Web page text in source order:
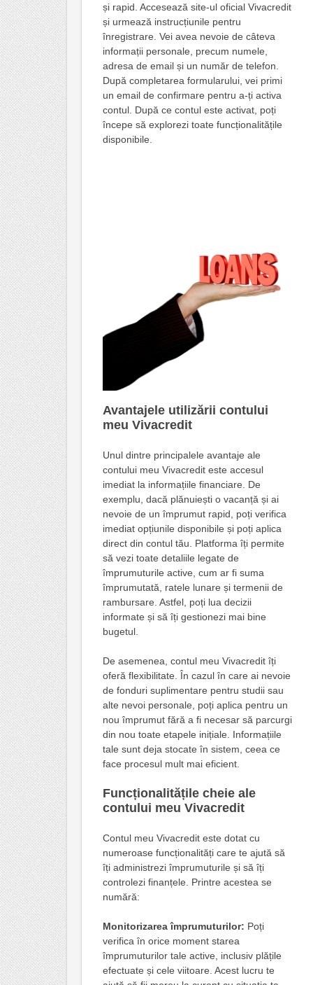
și rapid. Accesează site-ul oficial Vivacredit
și urmează instrucțiunile pentru
înregistrare. Vei avea nevoie de câteva
informații personale, precum numele,
adresa de email și un număr de telefon.
După completarea formularului, vei primi
un email de confirmare pentru a-ți activa
contul. După ce contul este activat, poți
începe să explorezi toate funcționalitățile
disponibile.
Avantajele utilizării contului
meu Vivacredit
Unul dintre principalele avantaje ale
contului meu Vivacredit este accesul
imediat la informațiile financiare. De
exemplu, dacă plănuiești o vacanță și ai
nevoie de un împrumut rapid, poți verifica
imediat opțiunile disponibile și poți aplica
direct din contul tău. Platforma îți permite
să vezi toate detaliile legate de
împrumuturile active, cum ar fi suma
împrumutată, ratele lunare și termenii de
rambursare. Astfel, poți lua decizii
informate și să îți gestionezi mai bine
bugetul.
De asemenea, contul meu Vivacredit îți
oferă flexibilitate. În cazul în care ai nevoie
de fonduri suplimentare pentru studii sau
alte nevoi personale, poți aplica pentru un
nou împrumut fără a fi necesar să parcurgi
din nou toate etapele inițiale. Informațiile
tale sunt deja stocate în sistem, ceea ce
face procesul mult mai eficient.
Funcționalitățile cheie ale
contului meu Vivacredit
Contul meu Vivacredit este dotat cu
numeroase funcționalități care te ajută să
îți administrezi împrumuturile și să îți
controlezi finanțele. Printre acestea se
numără:
Monitorizarea împrumuturilor: Poți
verifica în orice moment starea
împrumuturilor tale active, inclusiv plățile
efectuate și cele viitoare. Acest lucru te